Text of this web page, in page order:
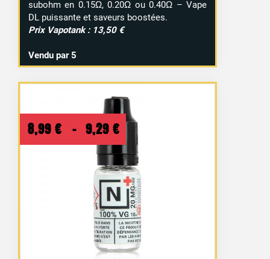
subohm en 0.15Ω, 0.20Ω ou 0.40Ω – Vape
DL puissante et saveurs boostées.
Prix Vapotank : 13,50 €
Vendu par 5
8,99 € – 9,29 € Plage
de
prix :
8,99 €
à
9,29 €